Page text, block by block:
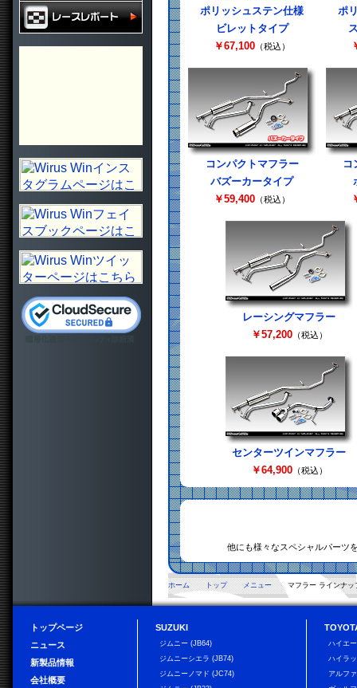
ポリッシュステン仕様
ビレットタイプ
￥67,100 （税込）
ポ
コンパクトマフラー
バズーカータイプ
￥59,400 （税込）
コ
レーシングマフラー
￥57,200（税込）
センターツインマフラー
￥64,900（税込）
他にも様々なスペシャルパーツ
ホーム トップ メニュー マフラー ラインナッ
トップページ
ニュース
新製品情報
会社概要
SUZUKI
ジムニー (JB64)
ジムニーシエラ (JB74)
ジムニーノマド (JC74)
ハイエ
ハイラ
アルフ